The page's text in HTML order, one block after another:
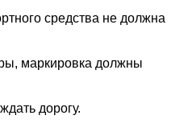
средства не должна
маркировка должны
дорогу.